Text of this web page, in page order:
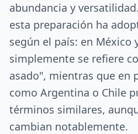
abundancia y
esta preparación ha
según el país: en México
simplemente se refiere
asado", mientras que en
como Argentina o Chile
términos similares,
cambian notablemente.